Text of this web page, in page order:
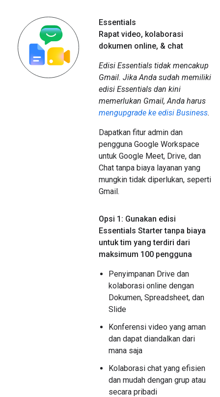
Essentials
Rapat video, kolaborasi
dokumen online, & chat
Edisi Essentials tidak mencakup
Gmail. Jika Anda sudah memiliki
edisi Essentials dan kini
memerlukan Gmail, Anda harus
mengupgrade ke edisi Business.
Dapatkan fitur admin dan
pengguna Google Workspace
untuk Google Meet, Drive, dan
Chat tanpa biaya layanan yang
mungkin tidak diperlukan, seperti
Gmail.
Opsi 1: Gunakan edisi
Essentials Starter tanpa biaya
untuk tim yang terdiri dari
maksimum 100 pengguna
Penyimpanan Drive dan
kolaborasi online dengan
Dokumen, Spreadsheet, dan
Slide
Konferensi video yang aman
dan dapat diandalkan dari
mana saja
Kolaborasi chat yang efisien
dan mudah dengan grup atau
secara pribadi